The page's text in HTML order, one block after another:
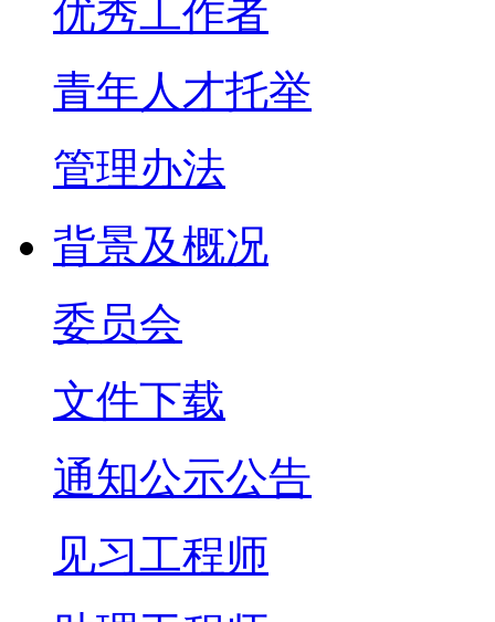
优秀工作者
青年人才托举
管理办法
背景及概况
委员会
文件下载
通知公示公告
见习工程师